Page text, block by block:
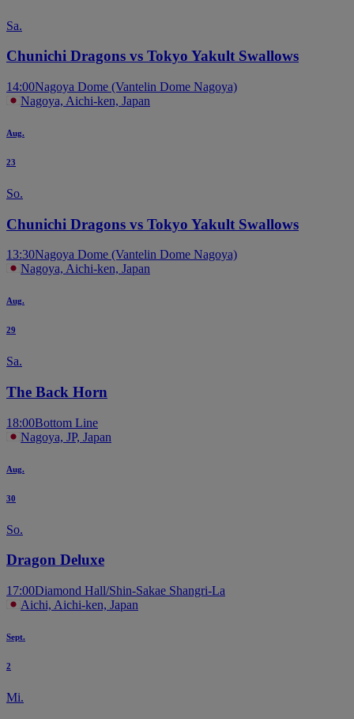
Sa.
Chunichi Dragons vs Tokyo Yakult Swallows
14:00Nagoya Dome (Vantelin Dome Nagoya)
Nagoya, Aichi-ken, Japan
Aug.
23
So.
Chunichi Dragons vs Tokyo Yakult Swallows
13:30Nagoya Dome (Vantelin Dome Nagoya)
Nagoya, Aichi-ken, Japan
Aug.
29
Sa.
The Back Horn
18:00Bottom Line
Nagoya, JP, Japan
Aug.
30
So.
Dragon Deluxe
17:00Diamond Hall/Shin-Sakae Shangri-La
Aichi, Aichi-ken, Japan
Sept.
2
Mi.